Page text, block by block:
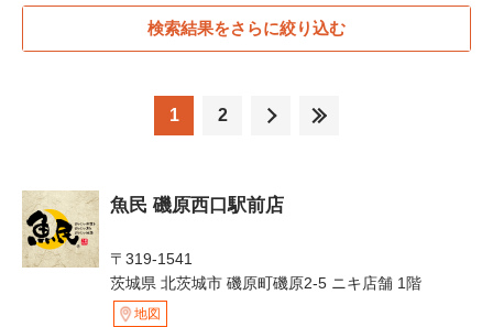
検索結果をさらに絞り込む
1 2
魚民 磯原西口駅前店
〒319-1541
茨城県 北茨城市 磯原町磯原2-5 ニキ店舗 1階
地図